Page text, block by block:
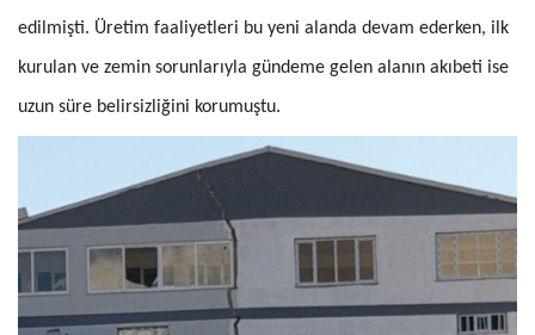
edilmişti. Üretim faaliyetleri bu yeni alanda devam ederken, ilk
kurulan ve zemin sorunlarıyla gündeme gelen alanın akıbeti ise
uzun süre belirsizliğini korumuştu.